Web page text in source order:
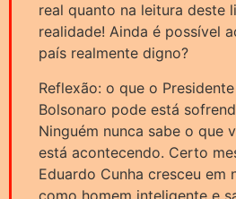
real quanto na leitura deste
realidade! Ainda é possível
país realmente digno?
Reflexão: o que o
Bolsonaro pode está
Ninguém nunca sabe o que
está acontecendo. Certo
Eduardo Cunha cresceu em
como homem inteligente e